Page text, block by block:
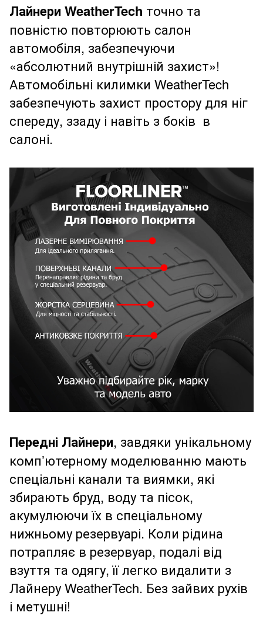
Лайнери WeatherTech точно та
повністю повторюють салон
автомобіля, забезпечуючи
«абсолютний внутрішній захист»!
Автомобільні килимки WeatherTech
забезпечують захист простору для ніг
спереду, ззаду і навіть з боків в
салоні.
Передні Лайнери, завдяки унікальному
комп’ютерному моделюванню мають
спеціальні канали та виямки, які
збирають бруд, воду та пісок,
акумулюючи їх в спеціальному
нижньому резервуарі. Коли рідина
потрапляє в резервуар, подалі від
взуття та одягу, її легко видалити з
Лайнеру WeatherTech. Без зайвих рухів
і метушні!